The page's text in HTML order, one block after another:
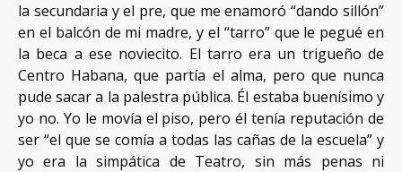
la secundaria y el pre, que me enamoró “dando sillón”
en el balcón de mi madre, y el “tarro” que le pegué en
la beca a ese noviecito. El tarro era un trigueño de
Centro Habana, que partía el alma, pero que nunca
pude sacar a la palestra pública. Él estaba buenísimo y
yo no. Yo le movía el piso, pero él tenía reputación de
ser “el que se comía a todas las cañas de la escuela” y
yo era la simpática de Teatro, sin más penas ni